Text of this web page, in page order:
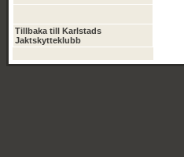
Tillbaka till Karlstads
Jaktskytteklubb